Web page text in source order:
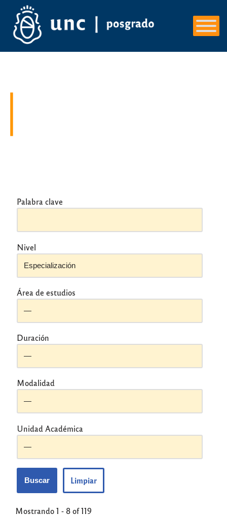
Skip
to
content
Palabra clave
Nivel
Área de estudios
Duración
Modalidad
Unidad Académica
Limpiar
Mostrando 1 - 8 of 119